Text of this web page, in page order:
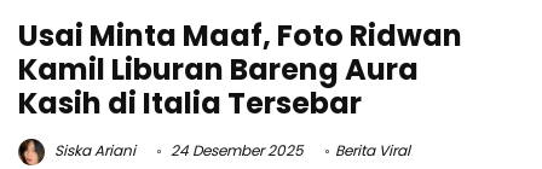
Usai Minta Maaf, Foto Ridwan
Kamil Liburan Bareng Aura
Kasih di Italia Tersebar
Siska Ariani 24 Desember 2025 Berita Viral